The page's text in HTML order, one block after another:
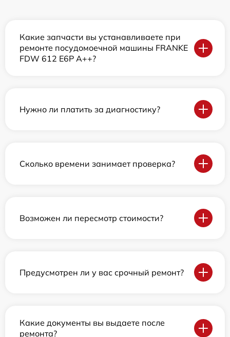
Какие запчасти вы устанавливаете при
ремонте посудомоечной машины FRANKE
FDW 612 E6P A++?
Нужно ли платить за диагностику?
Сколько времени занимает проверка?
Возможен ли пересмотр стоимости?
Предусмотрен ли у вас срочный ремонт?
Какие документы вы выдаете после
ремонта?